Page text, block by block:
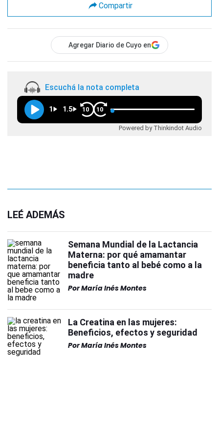
Compartir
Agregar Diario de Cuyo en
Escuchá la nota completa
1 1.5 10 10
Powered by Thinkindot Audio
LEÉ ADEMÁS
Semana Mundial de la Lactancia
Materna: por qué amamantar
beneficia tanto al bebé como a la
madre
PorMaría Inés Montes
La Creatina en las mujeres:
Beneficios, efectos y seguridad
PorMaría Inés Montes